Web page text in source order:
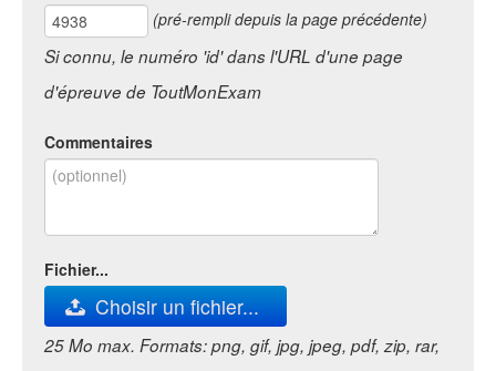
(pré-rempli depuis la page précédente)
Si connu, le numéro 'id' dans l'URL d'une page
d'épreuve de ToutMonExam
Commentaires
Fichier...
Choisir un fichier...
25 Mo max. Formats: png, gif, jpg, jpeg, pdf, zip, rar,